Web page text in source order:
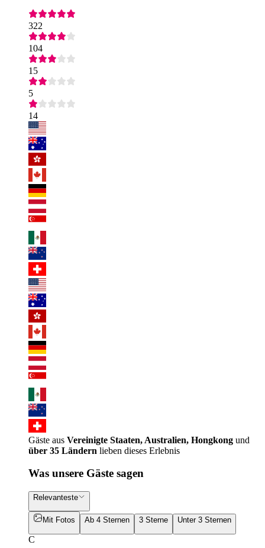
322
104
15
5
14
Gäste aus Vereinigte Staaten, Australien, Hongkong und
über 35 Ländern lieben dieses Erlebnis
Was unsere Gäste sagen
Relevanteste
Mit Fotos Ab 4 Sternen 3 Sterne Unter 3 Sternen
C